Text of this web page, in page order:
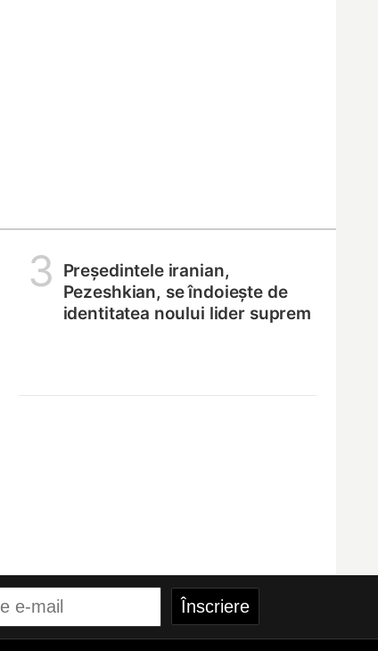
3
Președintele iranian,
Pezeshkian, se îndoiește de
identitatea noului lider suprem